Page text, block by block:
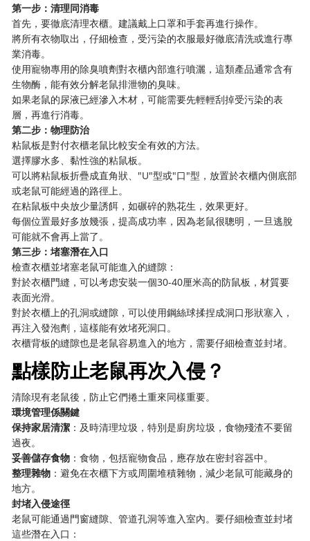
第一步：清理同消毒
首先，要徹底清理衣櫃。建議戴上口罩和手套再進行操作。
將所有衣物取出，仔細檢查，受污染的衣服最好徹底清洗或進行專
業消毒。
使用寵物專用的除臭噴劑對衣櫃內部進行噴灑，這類產品通常含有
生物酶，能有效分解老鼠排泄物的臭味。
如果老鼠的尿液已經滲入木材，可能需要先輕輕刮掉受污染的表
層，再進行消毒。
第二步：物理防治
粘鼠板是對付衣櫃老鼠比較安全有效的方法。
選擇膠水多、黏性強的粘鼠板。
可以將粘鼠板折疊成直角狀、"U"型或"口"型，放置於衣櫃內側底部
或老鼠可能經過的路徑上。
在粘鼠板中央放少量誘餌，如碾碎的熟花生，效果更好。
每個位置最好多放幾張，提高成功率，因為老鼠很聰明，一旦逃脫
可能就不會再上當了。
第三步：堵塞潛在入口
檢查衣櫃並堵塞老鼠可能進入的縫隙：
對於衣櫃門縫，可以考虑安裝一個30-40厘米高的防鼠板，材質要
表面光滑。
對於衣櫃上的孔洞或縫隙，可以使用鋼絲球揉捏成洞口形狀塞入，
再注入發泡劑，這樣能有效堵死洞口。
衣櫃背板的縫隙也是老鼠容易進入的地方，需要仔細檢查並封堵。
點樣防止老鼠再次入侵？
清除現有老鼠後，防止它們捲土重來同樣重要。
環境管理係關鍵
保持家居清潔 ：及時清理垃圾，特別是廚房垃圾，食物殘渣不要留
過夜。
妥善儲存食物 ：食物，包括寵物食品，應存放在密封容器中。
整理雜物 ：避免在衣櫃下方或周圍堆積雜物，減少老鼠可能藏身的
地方。
封堵入侵途徑
老鼠可能通過門窗縫隙、管道孔洞等進入室內。要仔細檢查並封堵
這些潛在入口：